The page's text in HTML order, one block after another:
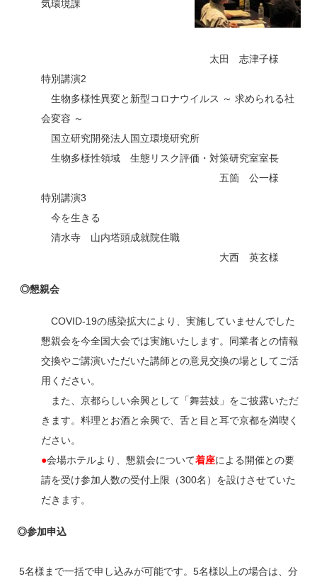
気環境課
太田 志津子様
特別講演2
生物多様性異変と新型コロナウイルス ～ 求められる社
会変容 ～
国立研究開発法人国立環境研究所
生物多様性領域 生態リスク評価・対策研究室室長
五箇 公一様
特別講演3
今を生きる
清水寺 山内塔頭成就院住職
大西 英玄様
◎懇親会
COVID-19の感染拡大により、実施していませんでした
懇親会を今全国大会では実施いたします。同業者との情報
交換やご講演いただいた講師との意見交換の場としてご活
用ください。
また、京都らしい余興として「舞芸妓」をご披露いただ
きます。料理とお酒と余興で、舌と目と耳で京都を満喫く
ださい。
●会場ホテルより、懇親会について着座による開催との要
請を受け参加人数の受付上限（300名）を設けさせていた
だきます。
◎参加申込
5名様まで一括で申し込みが可能です。5名様以上の場合は、分